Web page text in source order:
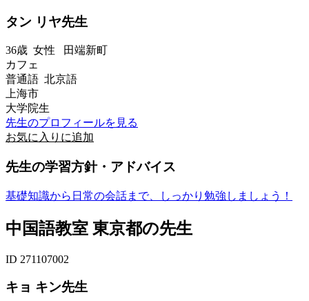
タン リヤ先生
36歳 女性 田端新町
カフェ
普通語 北京語
上海市
大学院生
先生のプロフィールを見る
お気に入りに追加
先生の学習方針・アドバイス
基礎知識から日常の会話まで、しっかり勉強しましょう！
中国語教室 東京都の先生
ID 271107002
キョ キン先生